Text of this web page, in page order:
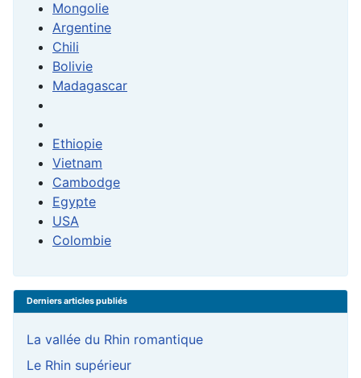
Mongolie
Argentine
Chili
Bolivie
Madagascar
Ethiopie
Vietnam
Cambodge
Egypte
USA
Colombie
Derniers articles publiés
La vallée du Rhin romantique
Le Rhin supérieur